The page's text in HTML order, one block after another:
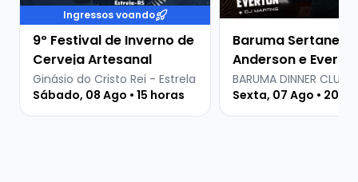
Ingressos voando
9º Festival de Inverno de
Cerveja Artesanal
Ginásio do Cristo Rei - Estrela
Sábado, 08 Ago • 15 horas
Baruma Sertanejo
Anderson e
Martins
BARUMA DINNER CLUB
Sexta, 07 Ago • 20